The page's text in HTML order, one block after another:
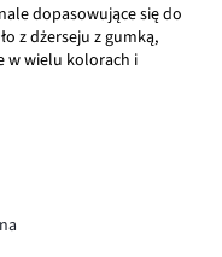
dopasowujące się do
z dżerseju z gumką,
w wielu kolorach i